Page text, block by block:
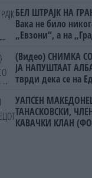
БЕЛ ШТРАЈК НА
Вака не било
„Евзони“, а на
(Видео) СНИМКА
ЈА НАПУШТААТ
тврди дека се на
УАПСЕН
ТАНАСКОВСКИ,
КАВАЧКИ КЛАН